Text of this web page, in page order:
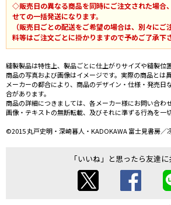
◇販売日の異なる商品を同時にご注文された場合
せての一括発送になります。
（販売日ごとの配送をご希望の場合は、別々に
料等はご注文ごとに掛かりますので予めご了承下
縫製製品は特性上、製品ごとに仕上がりサイズや縫製位
商品の写真および画像はイメージです。実際の商品とは
メーカーの都合により、商品のデザイン・仕様・発売日
合があります。
商品の詳細につきましては、各メーカー様にお問い合わ
画像・テキストの無断転載、及びそれに準ずる行為を一
©2015 丸戸史明・深崎暮人・KADOKAWA 富士見書房／
「いいね」と思ったら友達に